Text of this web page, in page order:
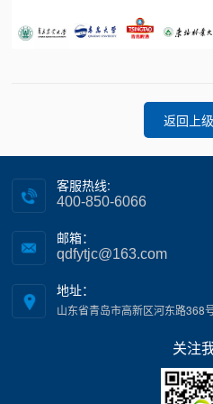
返回上级
客服热线:
400-850-6066
邮箱：
qdfytjc@163.com
地址：
山东省青岛市高新区河东路368
关注